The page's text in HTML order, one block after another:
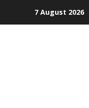
7 August 2026